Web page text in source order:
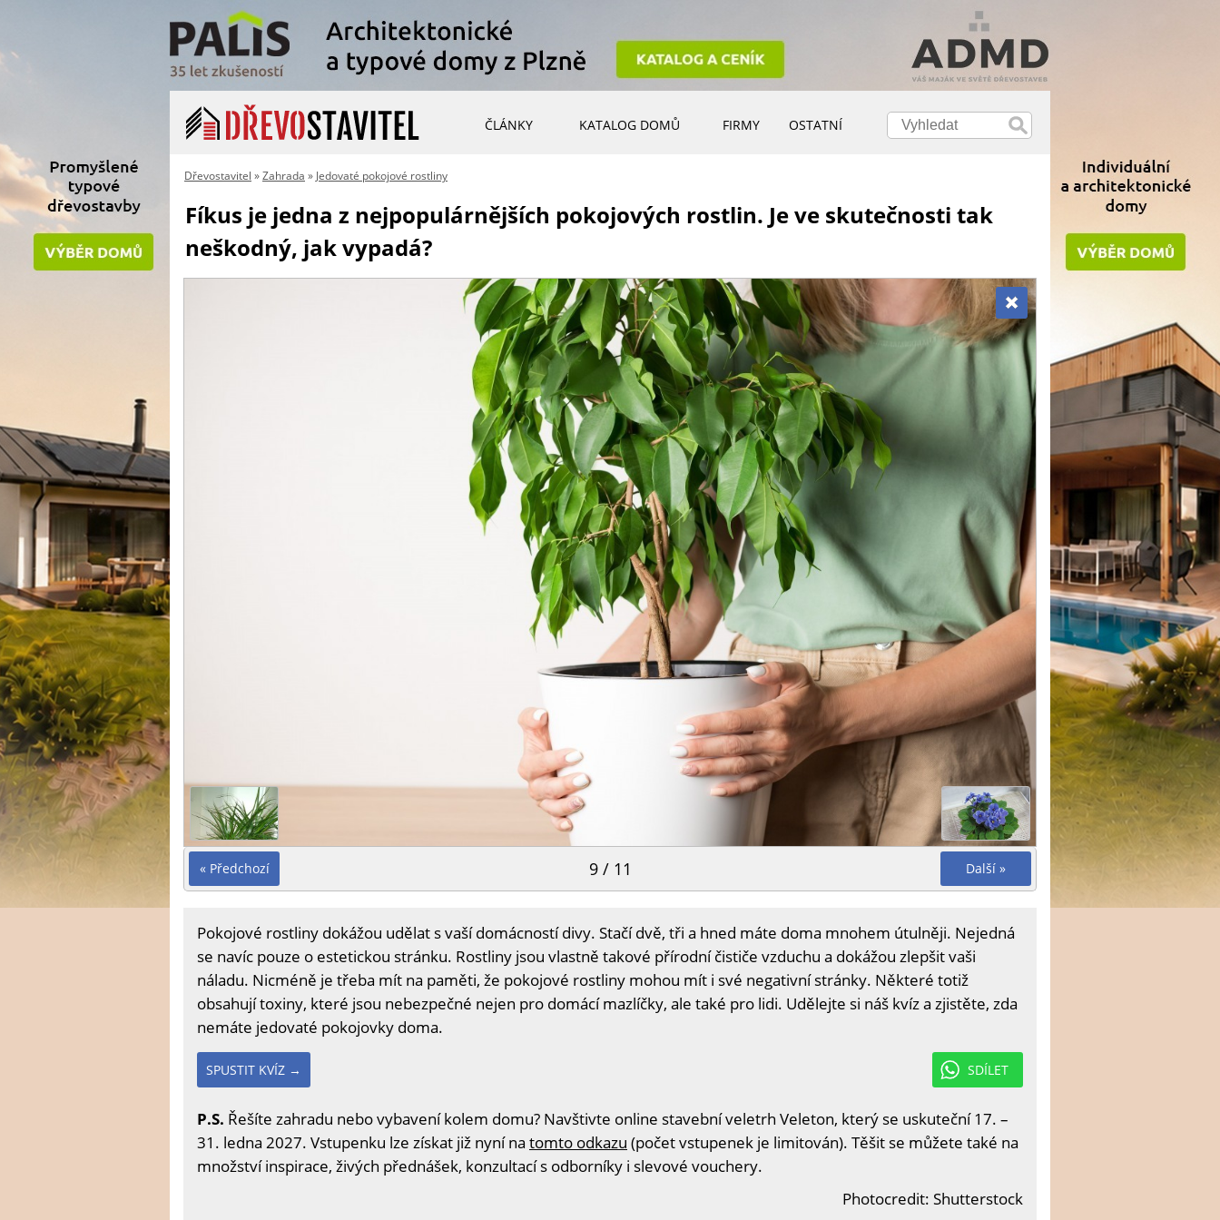
ČLÁNKY KATALOG DOMŮ FIRMY OSTATNÍ
Dřevostavitel »Zahrada » Jedovaté pokojové rostliny
Fíkus je jedna z nejpopulárnějších pokojových rostlin. Je ve skutečnosti tak
neškodný, jak vypadá?
« Předchozí Další »
9 / 11
Pokojové rostliny dokážou udělat s vaší domácností divy. Stačí dvě, tři a hned máte doma mnohem útulněji. Nejedná
se navíc pouze o estetickou stránku. Rostliny jsou vlastně takové přírodní čističe vzduchu a dokážou zlepšit vaši
náladu. Nicméně je třeba mít na paměti, že pokojové rostliny mohou mít i své negativní stránky. Některé totiž
obsahují toxiny, které jsou nebezpečné nejen pro domácí mazlíčky, ale také pro lidi. Udělejte si náš kvíz a zjistěte, zda
nemáte jedovaté pokojovky doma.
SDÍLET
SPUSTIT KVÍZ →
P.S. Řešíte zahradu nebo vybavení kolem domu? Navštivte online stavební veletrh Veleton, který se uskuteční 17. –
31. ledna 2027. Vstupenku lze získat již nyní na tomto odkazu (počet vstupenek je limitován). Těšit se můžete také na
množství inspirace, živých přednášek, konzultací s odborníky i slevové vouchery.
Photocredit: Shutterstock